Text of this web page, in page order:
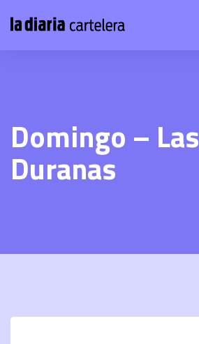
Domingo – Las
Duranas